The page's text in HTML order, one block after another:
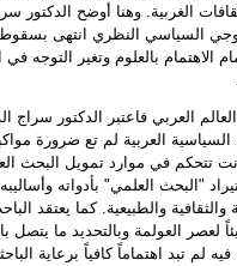
الغربية. وهنا أوضح
السياسي النظري انتهى بسقوط
الاهتمام بالعلوم وتغير
العربي فاعتبر الدكتور
السياسية العربية لم تع ضرورة
تتحكم في موارد تمويل البحث
"البحث العلمي" بأدواته
والثقافية والطبيعية. كما يعتقد
لعصر العولمة وبالتحديد ما يتصل
فيه لم تبد اهتماماً كافياً برعاية